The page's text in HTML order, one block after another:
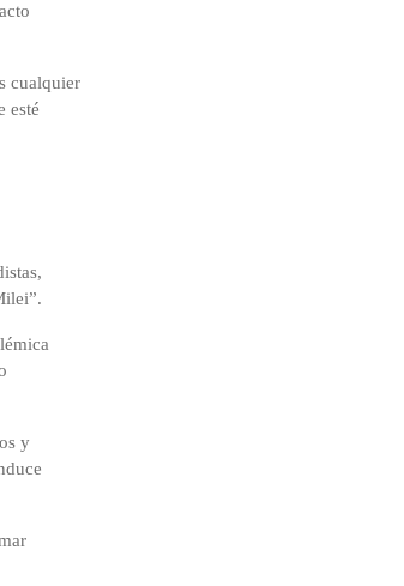
cualquier
esté
y